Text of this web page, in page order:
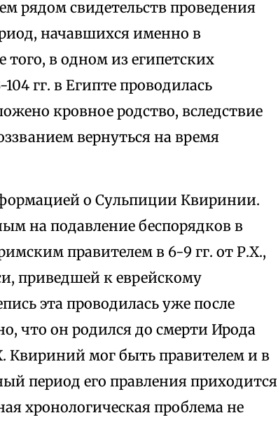
рядом свидетельств проведения
начавшихся именно в
того, в одном из египетских
гг. в Египте проводилась
кровное родство, вследствие
вернуться на время
о Сульпиции Квиринии.
на подавление беспорядков в
правителем в 6-9 гг. от Р.Х.,
приведшей к еврейскому
эта проводилась уже после
что он родился до смерти Ирода
Квириний мог быть правителем и в
период его правления приходится
хронологическая проблема не